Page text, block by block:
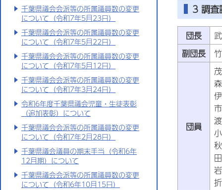
千葉県議会会派等の所属議員数の変更
について（令和7年5月23日）
千葉県議会会派等の所属議員数の変更
について（令和7年5月22日）
千葉県議会会派等の所属議員数の変更
について（令和7年5月12日）
千葉県議会会派等の所属議員数の変更
について（令和7年3月24日）
令和6年度千葉県議会児童・生徒表彰
（追加表彰）について
千葉県議会会派等の所属議員数の変更
について（令和7年2月28日）
千葉県議会議員の期末手当（令和6年
12月期）について
千葉県議会会派等の所属議員数の変更
について（令和6年10月15日）
3 調査
団長
副団長
団員